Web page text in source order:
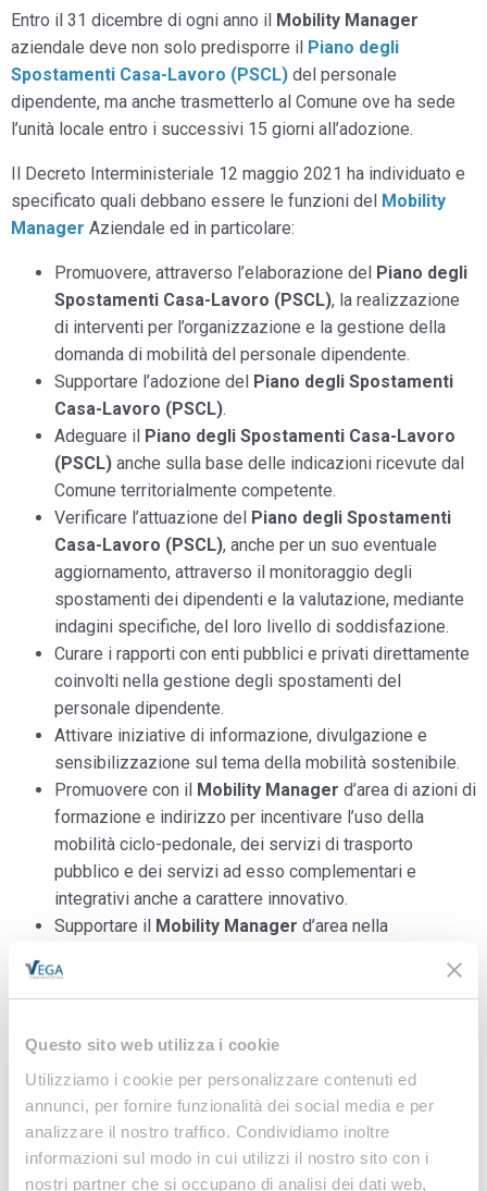
Questo sito web utilizza i cookie
Utilizziamo i cookie per personalizzare contenuti ed
annunci, per fornire funzionalità dei social media e per
analizzare il nostro traffico. Condividiamo inoltre
informazioni sul modo in cui utilizzi il nostro sito con i
nostri partner che si occupano di analisi dei dati web,
Entro il 31 dicembre di ogni anno il Mobility Manager
aziendale deve non solo predisporre il Piano degli
Spostamenti Casa-Lavoro (PSCL) del personale
dipendente, ma anche trasmetterlo al Comune ove ha sede
l’unità locale entro i successivi 15 giorni all’adozione.
Il Decreto Interministeriale 12 maggio 2021 ha individuato e
specificato quali debbano essere le funzioni del Mobility
Manager Aziendale ed in particolare:
Promuovere, attraverso l’elaborazione del Piano degli
Spostamenti Casa-Lavoro (PSCL), la realizzazione
di interventi per l’organizzazione e la gestione della
domanda di mobilità del personale dipendente.
Supportare l’adozione del Piano degli Spostamenti
Casa-Lavoro (PSCL).
Adeguare il Piano degli Spostamenti Casa-Lavoro
(PSCL) anche sulla base delle indicazioni ricevute dal
Comune territorialmente competente.
Verificare l’attuazione del Piano degli Spostamenti
Casa-Lavoro (PSCL), anche per un suo eventuale
aggiornamento, attraverso il monitoraggio degli
spostamenti dei dipendenti e la valutazione, mediante
indagini specifiche, del loro livello di soddisfazione.
Curare i rapporti con enti pubblici e privati direttamente
coinvolti nella gestione degli spostamenti del
personale dipendente.
Attivare iniziative di informazione, divulgazione e
sensibilizzazione sul tema della mobilità sostenibile.
Promuovere con il Mobility Manager d’area di azioni di
formazione e indirizzo per incentivare l’uso della
mobilità ciclo-pedonale, dei servizi di trasporto
pubblico e dei servizi ad esso complementari e
integrativi anche a carattere innovativo.
Supportare il Mobility Manager d’area nella
l’intermodalità, lo sviluppo in sicurezza di itinerari
di trasporto pubblico, lo sviluppo di servizi di mobilità
PER APPROFONDIRE…
Vuoi acquisire le necessarie competenze per svolgere
adeguatamente la funzione del Mobility Managered